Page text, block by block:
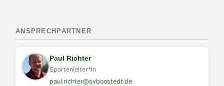
ANSPRECHPARTNER
Paul Richter
Spartenleiter*in
paul.richter@svboostedt.de